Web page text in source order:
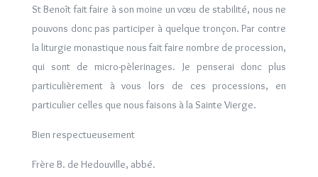
St Benoît fait faire à son moine un vœu de stabilité, nous ne
pouvons donc pas participer à quelque tronçon. Par contre
la liturgie monastique nous fait faire nombre de procession,
qui sont de micro-pèlerinages. Je penserai donc plus
particulièrement à vous lors de ces processions, en
particulier celles que nous faisons à la Sainte Vierge.
Bien respectueusement
Frère B. de Hedouville, abbé.